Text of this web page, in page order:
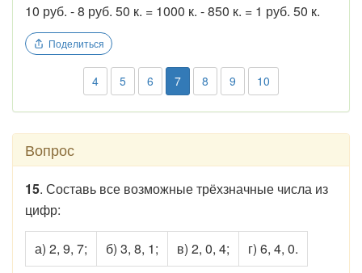
10 руб. - 8 руб. 50 к. = 1000 к. - 850 к. = 1 руб. 50 к.
Поделиться
4 5 6 7 8 9 10
Вопрос
15. Составь все возможные трёхзначные числа из
цифр:
а) 2, 9, 7; б) 3, 8, 1; в) 2, 0, 4; г) 6, 4, 0.